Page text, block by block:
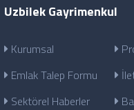
Uzbilek Gayrimenkul
Kurumsal
Emlak Talep Formu
Sektörel Haberler